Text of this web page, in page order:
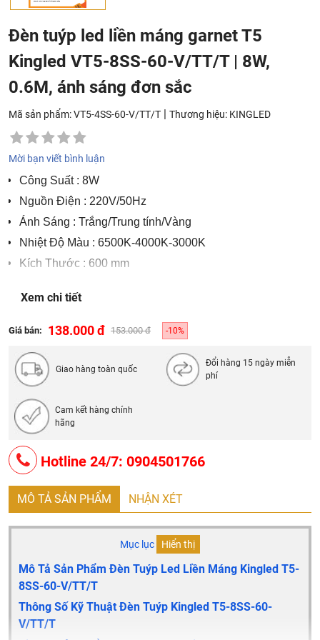
Đèn tuýp led liền máng garnet T5
Kingled VT5-8SS-60-V/TT/T | 8W,
0.6M, ánh sáng đơn sắc
Mã sản phẩm: VT5-4SS-60-V/TT/T | Thương hiệu: KINGLED
Mời bạn viết bình luận
Công Suất: 8W
Nguồn Điện : 220V/50Hz
Ánh Sáng : Trắng/Trung tính/Vàng
Nhiệt Độ Màu : 6500K-4000K-3000K
Kích Thước : 600 mm
Quang Thông
Độ Hoàn Màu: CRI>90
Chất Liệu: Mika Nhôm
Tiêu Chuẩn
Xuất Xứ: Việt Nam
Tuổi Thọ: 50.000 giờ
Bảo Hành
Quy Cách: 25 chiếc/thùng
Xem chi tiết
Giá bán: 138.000 đ 153.000 đ -10%
Giao hàng toàn quốc
Đổi hàng 15 ngày miễn
phí
Cam kết hàng chính
hãng
Hotline 24/7: 0904501766
MÔ TẢ SẢN PHẨM NHẬN XÉT
Mục lục Hiển thị
Mô Tả Sản Phẩm Đèn Tuýp Led Liền Máng Kingled T5-
8SS-60-V/TT/T
Thông Số Kỹ Thuật Đèn Tuýp Kingled T5-8SS-60-
V/TT/T